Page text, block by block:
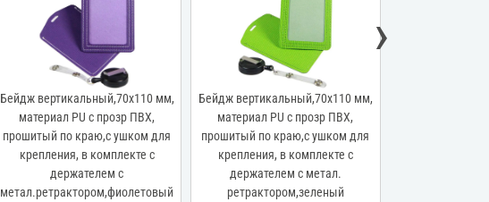
Бейдж вертикальный,70x110 мм,
материал PU с прозр ПВХ,
прошитый по краю,с ушком для
крепления, в комплекте с
держателем с
метал.ретрактором,фиолетовый
Бейдж вертикальный,70x110 мм,
материал PU с прозр ПВХ,
прошитый по краю,с ушком для
крепления, в комплекте с
держателем с метал.
ретрактором,зеленый
›